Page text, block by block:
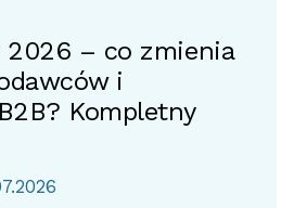
2026 – co zmienia
i
Kompletny